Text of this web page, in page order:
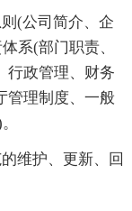
(公司简介、企
系(部门职责、
行政管理、财务
管理制度、一般
维护、更新、回